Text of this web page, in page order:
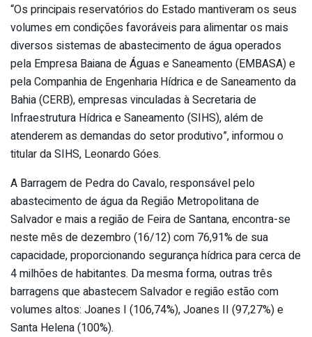
“Os principais reservatórios do Estado mantiveram os seus
volumes em condições favoráveis para alimentar os mais
diversos sistemas de abastecimento de água operados
pela Empresa Baiana de Águas e Saneamento (EMBASA) e
pela Companhia de Engenharia Hídrica e de Saneamento da
Bahia (CERB), empresas vinculadas à Secretaria de
Infraestrutura Hídrica e Saneamento (SIHS), além de
atenderem as demandas do setor produtivo”, informou o
titular da SIHS, Leonardo Góes.
A Barragem de Pedra do Cavalo, responsável pelo
abastecimento de água da Região Metropolitana de
Salvador e mais a região de Feira de Santana, encontra-se
neste mês de dezembro (16/12) com 76,91% de sua
capacidade, proporcionando segurança hídrica para cerca de
4 milhões de habitantes. Da mesma forma, outras três
barragens que abastecem Salvador e região estão com
volumes altos: Joanes I (106,74%), Joanes II (97,27%) e
Santa Helena (100%).